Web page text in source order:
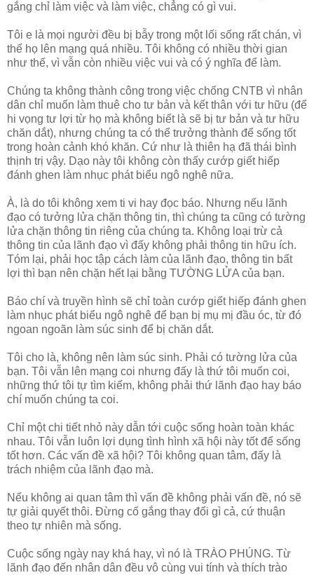
gắng chỉ làm việc và làm việc, chẳng có gì vui.
Tôi e là mọi người đều bị bẫy trong một lối sống rất chán, vì
thế họ lên mạng quá nhiều. Tôi không có nhiều thời gian
như thế, vì vẫn còn nhiều việc vui và có ý nghĩa để làm.
Chúng ta không thành công trong việc chống CNTB vì nhân
dân chỉ muốn làm thuê cho tư bản và kết thân với tư hữu (để
hi vọng tư lợi từ họ mà không biết là sẽ bị tư bản và tư hữu
chăn dắt), nhưng chúng ta có thể trưởng thành để sống tốt
trong hoàn cảnh khó khăn. Cứ như là thiên hạ đã thái bình
thịnh trị vậy. Dạo này tôi không còn thấy cướp giết hiếp
đánh ghen làm nhục phát biểu ngô nghê nữa.
À, là do tôi không xem ti vi hay đọc báo. Nhưng nếu lãnh
đạo có tưởng lửa chặn thông tin, thì chúng ta cũng có tường
lửa chặn thông tin riêng của chúng ta. Không loại trừ cả
thông tin của lãnh đạo vì đấy không phải thông tin hữu ích.
Tóm lại, phải học tập cách làm của lãnh đạo, thông tin bất
lợi thì bạn nên chặn hết lại bằng TƯỜNG LỬA của bạn.
Báo chí và truyền hình sẽ chỉ toàn cướp giết hiếp đánh ghen
làm nhục phát biểu ngô nghê để bạn bị mụ mị đầu óc, từ đó
ngoan ngoãn làm súc sinh để bị chăn dắt.
Tôi cho là, không nên làm súc sinh. Phải có tường lửa của
bạn. Tôi vẫn lên mạng coi nhưng đấy là thứ tôi muốn coi,
những thứ tôi tự tìm kiếm, không phải thứ lãnh đạo hay báo
chí muốn chúng ta coi.
Chỉ một chi tiết nhỏ này dẫn tới cuộc sống hoàn toàn khác
nhau. Tôi vẫn luôn lợi dụng tình hình xã hội này tốt để sống
tốt hơn. Các vấn đề xã hội? Tôi không quan tâm, đấy là
trách nhiệm của lãnh đạo mà.
Nếu không ai quan tâm thì vấn đề không phải vấn đề, nó sẽ
tự giải quyết thôi. Đừng cố gắng thay đổi gì cả, cứ thuận
theo tự nhiên mà sống.
Cuộc sống ngày nay khá hay, vì nó là TRÀO PHÚNG. Từ
lãnh đạo đến nhân dân đều vô cùng vui tính và thích trào